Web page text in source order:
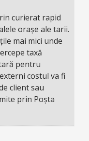
curierat rapid
orașe ale tarii.
mai mici unde
taxă
pentru
costul va fi
client sau
prin Poșta